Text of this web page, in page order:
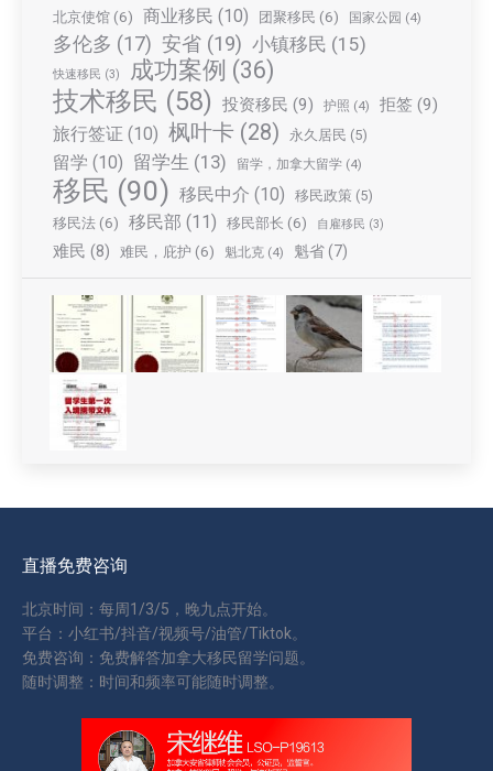
北京使馆 (6) 商业移民 (10) 团聚移民 (6) 国家公园 (4)
多伦多 (17) 安省 (19) 小镇移民 (15)
快速移民 (3) 成功案例 (36)
技术移民 (58) 投资移民 (9) 护照 (4) 拒签 (9)
旅行签证 (10) 枫叶卡 (28) 永久居民 (5)
留学 (10) 留学生 (13) 留学，加拿大留学 (4)
移民 (90) 移民中介 (10) 移民政策 (5)
移民法 (6) 移民部 (11) 移民部长 (6) 自雇移民 (3)
难民 (8) 难民，庇护 (6) 魁北克 (4) 魁省(7)
直播免费咨询
北京时间：每周1/3/5，晚九点开始。
平台：小红书/抖音/视频号/油管/Tiktok。
免费咨询：免费解答加拿大移民留学问题。
随时调整：时间和频率可能随时调整。